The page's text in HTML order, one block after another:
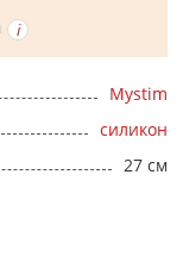
Mystim
силикон
27 см